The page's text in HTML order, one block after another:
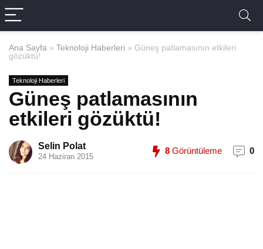
Ana Sayfa » Teknoloji Haberleri » Güneş patlamasının etkileri
gözüktü!
Teknoloji Haberleri
Güneş patlamasının
etkileri gözüktü!
Selin Polat
24 Haziran 2015
8 Görüntüleme 0